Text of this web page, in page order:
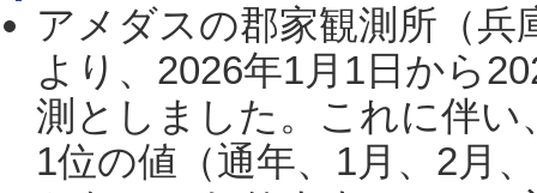
アメダスの郡家観測所（
より、2026年1月1日から
測としました。これに伴い
1位の値（通年、1月、2月